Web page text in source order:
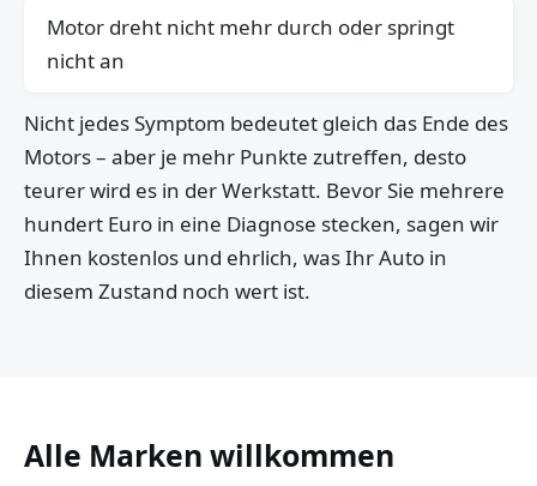
Motor dreht nicht mehr durch oder springt
nicht an
Nicht jedes Symptom bedeutet gleich das Ende des
Motors – aber je mehr Punkte zutreffen, desto
teurer wird es in der Werkstatt. Bevor Sie mehrere
hundert Euro in eine Diagnose stecken, sagen wir
Ihnen kostenlos und ehrlich, was Ihr Auto in
diesem Zustand noch wert ist.
Alle Marken willkommen